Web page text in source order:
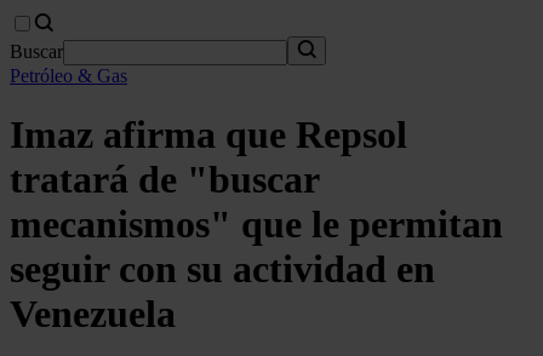
Buscar
Petróleo & Gas
Imaz afirma que Repsol
tratará de "buscar
mecanismos" que le permitan
seguir con su actividad en
Venezuela